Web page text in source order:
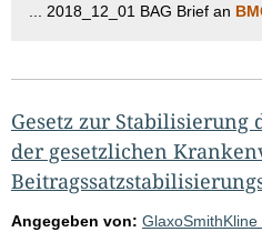
... 2018_12_01 BAG Brief an
Gesetz zur Stabilisierung
der gesetzlichen
Angegeben von: